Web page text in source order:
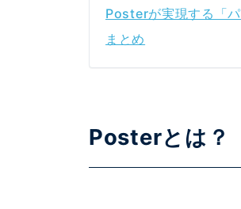
Posterが実現する「パ
まとめ
Posterとは？